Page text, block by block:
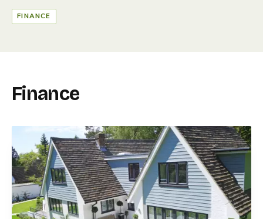
FINANCE
Finance